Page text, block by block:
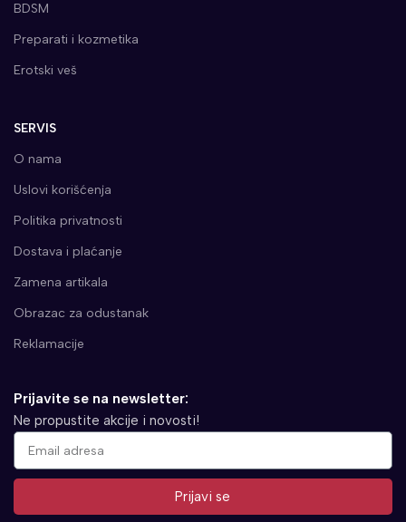
BDSM
Preparati i kozmetika
Erotski veš
SERVIS
O nama
Uslovi korišćenja
Politika privatnosti
Dostava i plaćanje
Zamena artikala
Obrazac za odustanak
Reklamacije
Prijavite se na newsletter:
Ne propustite akcije i novosti!
Prijavi se